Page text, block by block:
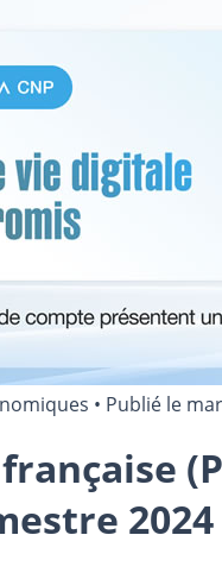
• Publié le
2024